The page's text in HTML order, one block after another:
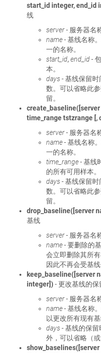
start_id integer, end_id
线
server- 服务器名
name- 基线名称
一的名称。
start_id, end_id-
本。
days- 基线保留时
数。可以省略此
留。
time_range tstzrange [,
server- 服务器名
name- 基线名称
一的名称。
time_range- 基线
的所有可用样本。
days- 基线保留时
数。可以省略此
留。
drop_baseline([server
基线
server- 服务器名
name- 要删除的
会立即删除其所
因此不再会受基
keep_baseline([server
integer]) - 更改基线的保
server- 服务器名
name- 基线名称
以更改所有现有基
days- 基线的保留
外，可以省略（
show_baselines([server